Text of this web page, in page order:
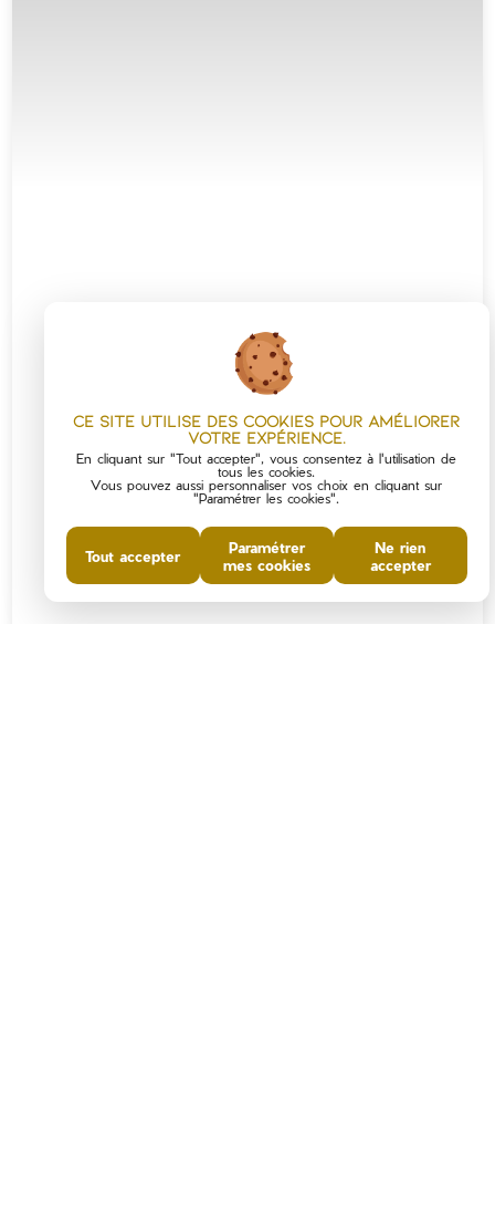
Ce site utilise des cookies pour améliorer
votre expérience.
En cliquant sur "Tout accepter", vous consentez à l'utilisation de
tous les cookies.
Vous pouvez aussi personnaliser vos choix en cliquant sur
"Paramétrer les cookies".
Tout accepter
Paramétrer
mes cookies
Ne rien
accepter